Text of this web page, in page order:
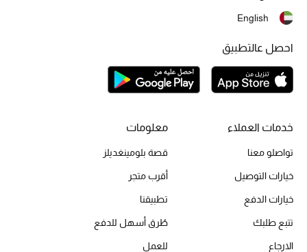
خدمات العملاء
تواصلو معنا
خيارات التوصيل
خيارات الدفع
تتبع طلبك
الارجاع
معلومات
قصة بلومينغديلز
أقرب متجر
تطبيقنا
طُرق أسهل للدفع
للعمل
English
احصل عالتطبيق